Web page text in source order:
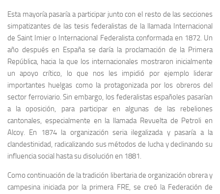
Esta mayoría pasaría a participar junto con el resto de las secciones
simpatizantes de las tesis federalistas de la llamada Internacional
de Saint Imier o Internacional Federalista conformada en 1872. Un
año después en España se daría la proclamación de la Primera
República, hacia la que los internacionales mostraron inicialmente
un apoyo crítico, lo que nos les impidió por ejemplo liderar
importantes huelgas como la protagonizada por los obreros del
sector ferroviario. Sin embargo, los federalistas españoles pasarían
a la oposición, para participar en algunas de las rebeliones
cantonales, especialmente en la llamada Revuelta de Petroli en
Alcoy. En 1874 la organización seria ilegalizada y pasaría a la
clandestinidad, radicalizando sus métodos de lucha y declinando su
influencia social hasta su disolución en 1881.
Como continuación de la tradición libertaria de organización obrera y
campesina iniciada por la primera FRE, se creó la Federación de